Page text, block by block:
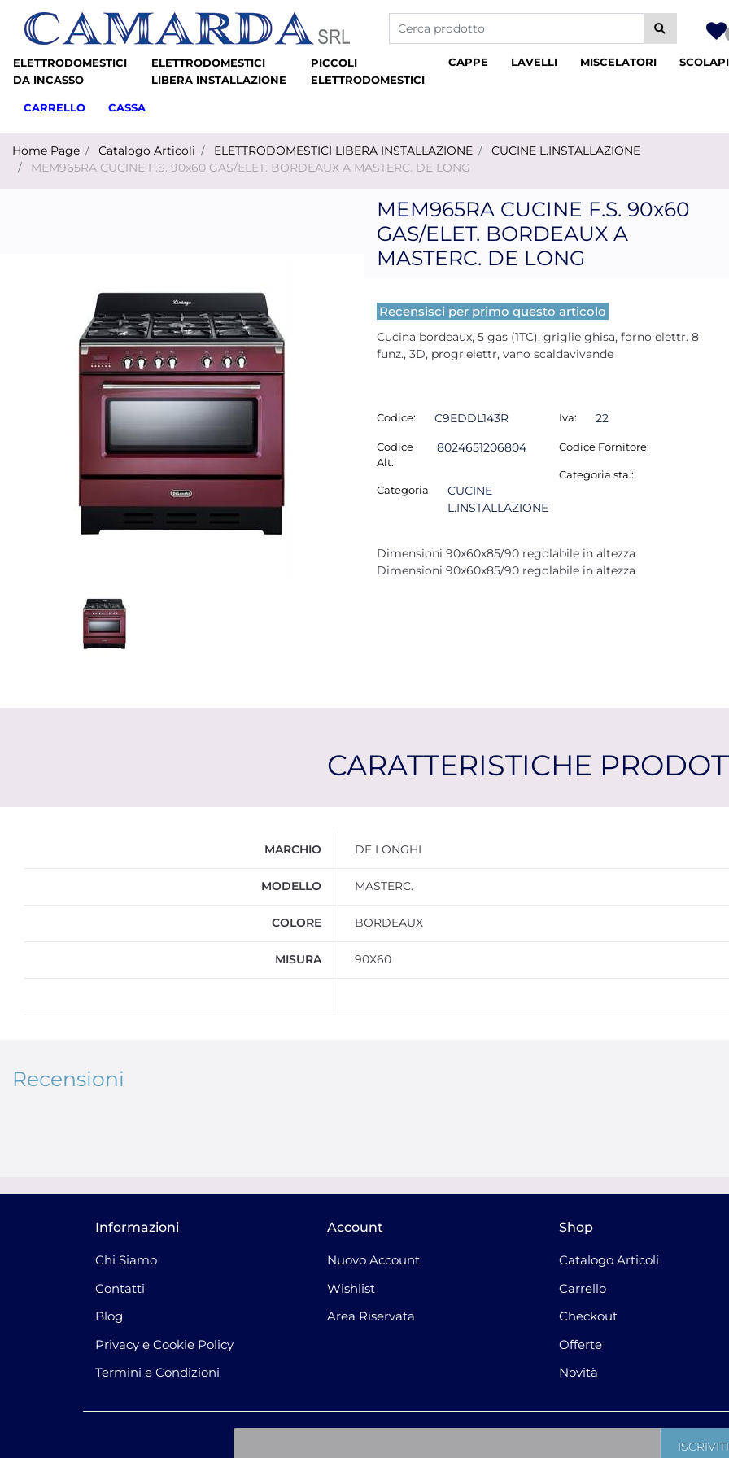
La modifica di un filtro aggiorna automaticamente gli
ELETTRODOMESTICI
DA INCASSO
ELETTRODOMESTICI
LIBERA INSTALLAZIONE
PICCOLI
ELETTRODOMESTICI
CAPPE LAVELLI MISCELATORI
CARRELLO CASSA
Home Page Catalogo Articoli ELETTRODOMESTICI LIBERA INSTALLAZIONE
CUCINE L.INSTALLAZIONE
MEM965RA CUCINE F.S. 90x60 GAS/ELET. BORDEAUX A MASTERC. DE LONG
MEM965RA CUCINE F.S. 90x60
GAS/ELET. BORDEAUX A
MASTERC. DE LONG
Recensisci per primo questo articolo
Cucina bordeaux, 5 gas (1TC), griglie ghisa, forno elettr. 8
funz., 3D, progr.elettr, vano scaldavivande
Codice: C9EDDL143R
Codice
Alt.:
8024651206804
Categoria
CUCINE
L.INSTALLAZIONE
Iva: 22
Codice Fornitore:
Categoria sta.:
Dimensioni 90x60x85/90 regolabile in altezza
Dimensioni 90x60x85/90 regolabile in altezza
CARATTERISTICHE
MARCHIO DE LONGHI
MODELLO MASTERC.
COLORE BORDEAUX
MISURA 90X60
Recensioni
Informazioni
Chi Siamo
Contatti
Blog
Privacy e Cookie Policy
Termini e Condizioni
Account
Nuovo Account
Wishlist
Area Riservata
Shop
Catalogo Articoli
Carrello
Checkout
Offerte
Novità